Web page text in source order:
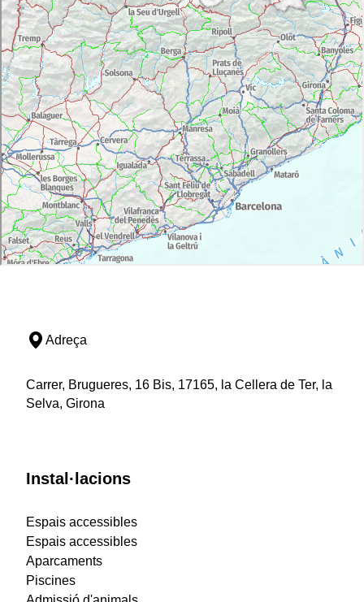
Adreça
Carrer, Brugueres, 16 Bis, 17165, la Cellera de Ter, la
Selva, Girona
Instal·lacions
Espais accessibles
Espais accessibles
Aparcaments
Piscines